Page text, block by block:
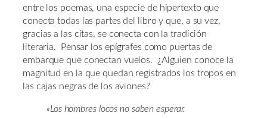
entre los poemas, una especie de hipertexto que
conecta todas las partes del libro y que, a su vez,
gracias a las citas, se conecta con la tradición
literaria. Pensar los epígrafes como puertas de
embarque que conectan vuelos. ¿Alguien conoce la
magnitud en la que quedan registrados los tropos en
las cajas negras de los aviones?
«Los hombres locos no saben esperar.